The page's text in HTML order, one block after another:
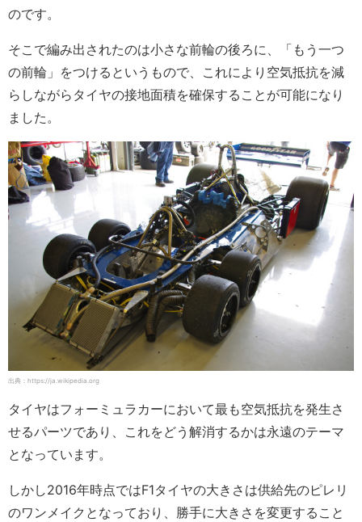
のです。
そこで編み出されたのは小さな前輪の後ろに、「もう一つ
の前輪」をつけるというもので、これにより空気抵抗を減
らしながらタイヤの接地面積を確保することが可能になり
ました。
出典：https://ja.wikipedia.org
タイヤはフォーミュラカーにおいて最も空気抵抗を発生さ
せるパーツであり、これをどう解消するかは永遠のテーマ
となっています。
しかし2016年時点ではF1タイヤの大きさは供給先のピレリ
のワンメイクとなっており、勝手に大きさを変更すること